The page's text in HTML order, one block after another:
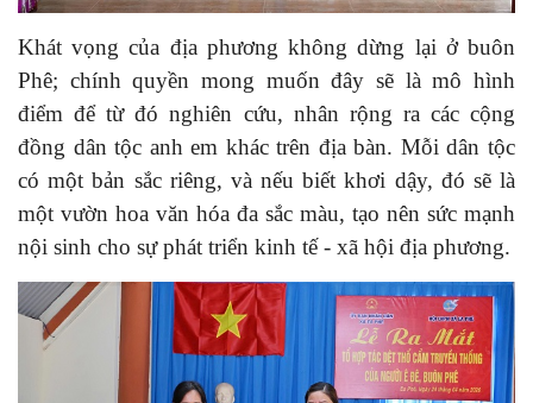
Khát vọng của địa phương không dừng lại ở buôn
Phê; chính quyền mong muốn đây sẽ là mô hình
điểm để từ đó nghiên cứu, nhân rộng ra các cộng
đồng dân tộc anh em khác trên địa bàn. Mỗi dân tộc
có một bản sắc riêng, và nếu biết khơi dậy, đó sẽ là
một vườn hoa văn hóa đa sắc màu, tạo nên sức mạnh
nội sinh cho sự phát triển kinh tế - xã hội địa phương.